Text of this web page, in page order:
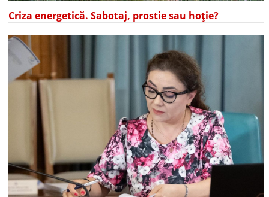
Criza energetică. Sabotaj, prostie sau hoție?